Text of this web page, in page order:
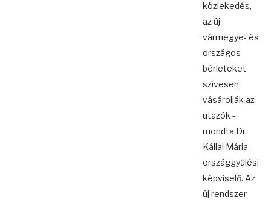
közlekedés,
az új
vármegye- és
országos
bérleteket
szívesen
vásárolják az
utazók -
mondta Dr.
Kállai Mária
országgyűlési
képviselő. Az
új rendszer